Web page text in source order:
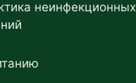
неинфекционных